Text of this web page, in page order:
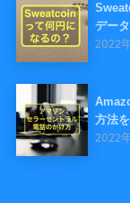
デー
2022
方法
2022